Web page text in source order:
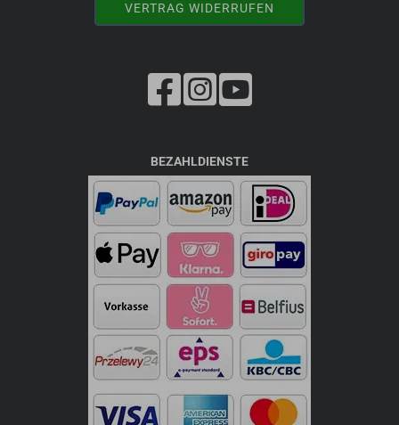
VERTRAG WIDERRUFEN
BEZAHLDIENSTE